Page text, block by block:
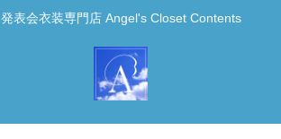
発表会衣装専門店 Angel's Closet Contents